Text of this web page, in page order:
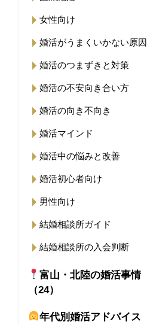
女性向け
婚活がうまくいかない原因
婚活のつまずきと対策
婚活の不安向き合い方
婚活の向き不向き
婚活マインド
婚活中の悩みと改善
婚活初心者向け
男性向け
結婚相談所ガイド
結婚相談所の入会判断
富山・北陸の婚活事情
（24）
年代別婚活アドバイス